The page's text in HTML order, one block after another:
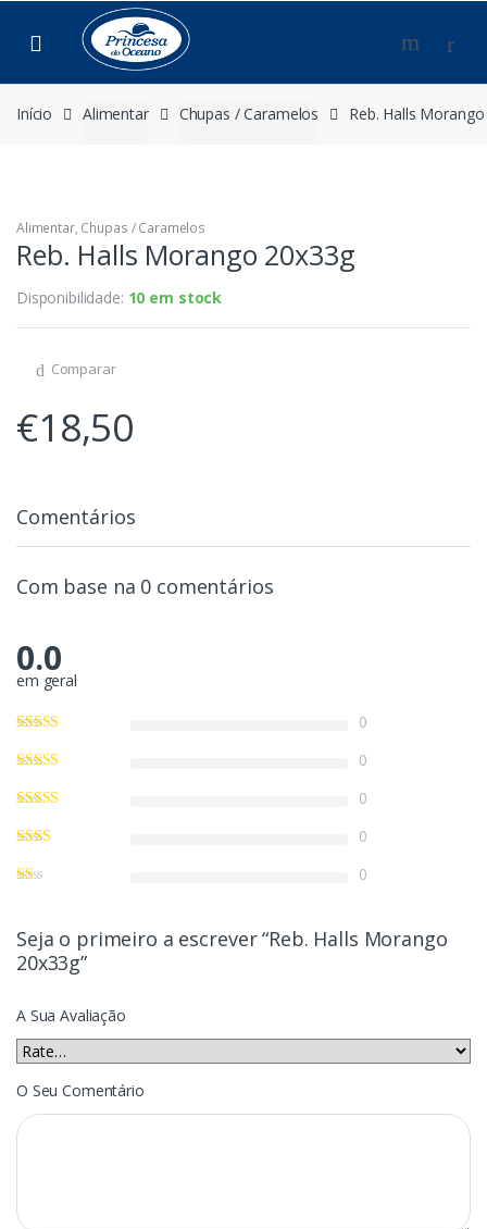
conteúdo
Início
Alimentar Chupas / Caramelos Reb. Halls
Alimentar, Chupas / Caramelos
Reb. Halls Morango 20x33g
Disponibilidade: 10 em stock
Comparar
€18,50
Comentários
Com base na 0 comentários
0.0
em geral
0
0
0
0
0
Seja o primeiro a escrever “Reb. Halls Morango
20x33g”
A Sua Avaliação
O Seu Comentário